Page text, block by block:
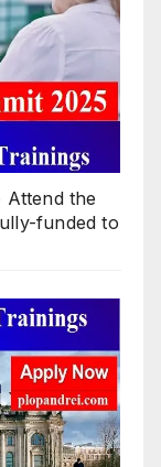
Attend the
funded to